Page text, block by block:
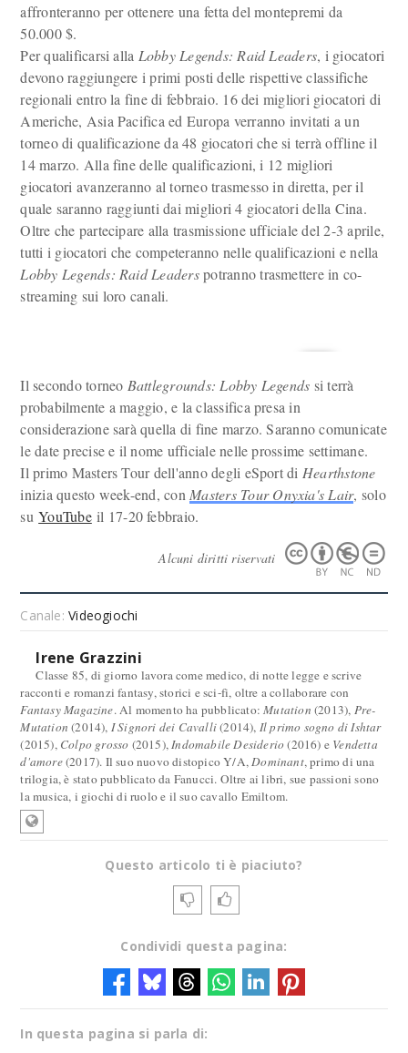
affronteranno per ottenere una fetta del montepremi da
50.000 $.
Per qualificarsi alla Lobby Legends: Raid Leaders, i giocatori
devono raggiungere i primi posti delle rispettive classifiche
regionali entro la fine di febbraio. 16 dei migliori giocatori di
Americhe, Asia Pacifica ed Europa verranno invitati a un
torneo di qualificazione da 48 giocatori che si terrà offline il
14 marzo. Alla fine delle qualificazioni, i 12 migliori
giocatori avanzeranno al torneo trasmesso in diretta, per il
quale saranno raggiunti dai migliori 4 giocatori della Cina.
Oltre che partecipare alla trasmissione ufficiale del 2-3 aprile,
tutti i giocatori che competeranno nelle qualificazioni e nella
Lobby Legends: Raid Leaderspotranno trasmettere in co-
streaming sui loro canali.
Il secondo torneo Battlegrounds: Lobby Legends si terrà
probabilmente a maggio, e la classifica presa in
considerazione sarà quella di fine marzo. Saranno comunicate
le date precise e il nome ufficiale nelle prossime settimane.
Il primo Masters Tour dell'anno degli eSport di Hearthstone
inizia questo week-end, con Masters Tour Onyxia's Lair, solo
suYouTubeil 17-20 febbraio.
Alcuni diritti riservati
Canale:Videogiochi
Irene Grazzini
Classe 85, di giorno lavora come medico, di notte legge e scrive
racconti e romanzi fantasy, storici e sci-fi, oltre a collaborare con
Fantasy Magazine. Al momento ha pubblicato:Mutation (2013), Pre-
Mutation (2014), I Signori dei Cavalli(2014), Il primo sogno di Ishtar
(2015), Colpo grosso (2015),Indomabile Desiderio (2016) e Vendetta
d'amore(2017). Il suo nuovo distopico Y/A,Dominant, primo di una
trilogia, è stato pubblicato da Fanucci. Oltre ai libri, sue passioni sono
la musica, i giochi di ruolo e il suo cavallo Emiltom.
Questo articolo ti è piaciuto?
Condividi questa pagina:
In questa pagina si parla di: